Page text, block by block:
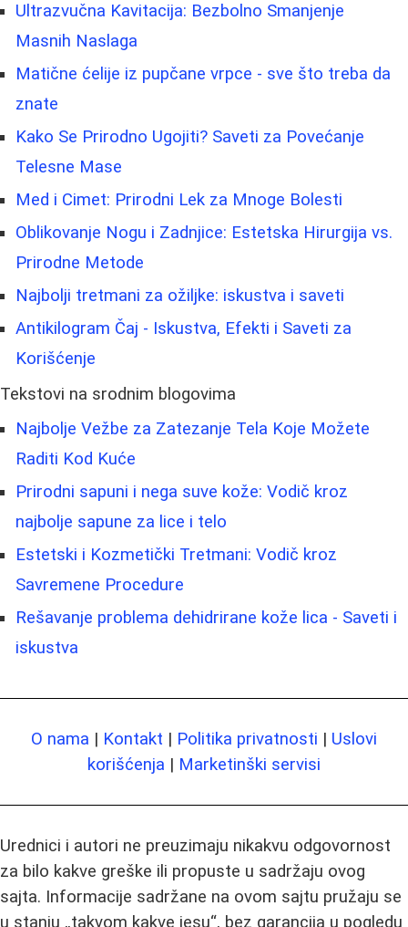
Ultrazvučna Kavitacija: Bezbolno Smanjenje
Masnih Naslaga
Matične ćelije iz pupčane vrpce - sve što treba da
znate
Kako Se Prirodno Ugojiti? Saveti za Povećanje
Telesne Mase
Med i Cimet: Prirodni Lek za Mnoge Bolesti
Oblikovanje Nogu i Zadnjice: Estetska Hirurgija vs.
Prirodne Metode
Najbolji tretmani za ožiljke: iskustva i saveti
Antikilogram Čaj - Iskustva, Efekti i Saveti za
Korišćenje
Tekstovi na srodnim blogovima
Najbolje Vežbe za Zatezanje Tela Koje Možete
Raditi Kod Kuće
Prirodni sapuni i nega suve kože: Vodič kroz
najbolje sapune za lice i telo
Estetski i Kozmetički Tretmani: Vodič kroz
Savremene Procedure
Rešavanje problema dehidrirane kože lica - Saveti i
iskustva
O nama | Kontakt | Politika privatnosti | Uslovi
korišćenja | Marketinški servisi
Urednici i autori ne preuzimaju nikakvu odgovornost
za bilo kakve greške ili propuste u sadržaju ovog
sajta. Informacije sadržane na ovom sajtu pružaju se
u stanju „takvom kakve jesu“, bez garancija u pogledu